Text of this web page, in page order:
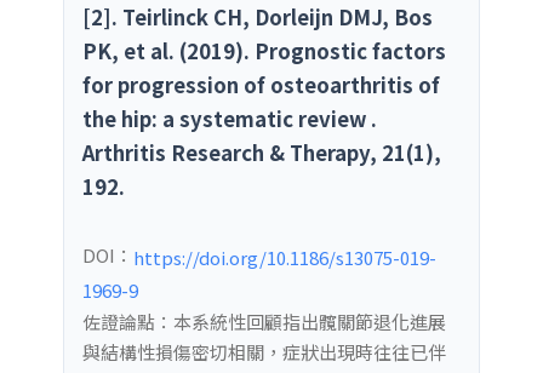
[2]. Teirlinck CH, Dorleijn DMJ, Bos
PK, et al. (2019). Prognostic factors
for progression of osteoarthritis of
the hip: a systematic review .
Arthritis Research & Therapy, 21(1),
192.
DOI： https://doi.org/10.1186/s13075-019-
1969-9
佐證論點：本系統性回顧指出髖關節退化進展
與結構性損傷密切相關，症狀出現時往往已伴